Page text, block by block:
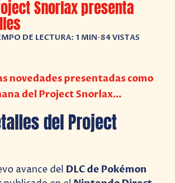
Snorlax presenta
DE LECTURA: 1 MIN•84 VISTAS
novedades presentadas como
del Project Snorlax…
del Project
avance del DLC de Pokémon